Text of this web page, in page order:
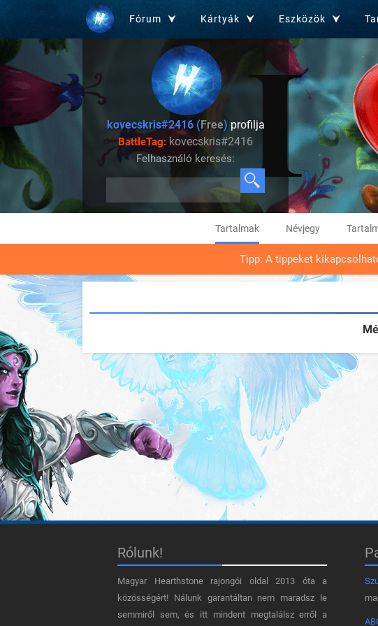
Fórum Kártyák Eszközök
kovecskris#2416 (Free)profilja
BattleTag: kovecskris#2416
Felhasználó keresés:
Tartalmak Névjegy
Tipp: A tippeket
Rólunk!
Magyar Hearthstone​ rajongói oldal 2013 óta a
közösségért! Nálunk garantáltan nem maradsz le
semmiről sem, és itt mindent megtalálsz erről a